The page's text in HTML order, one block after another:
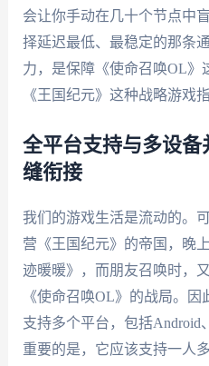
会让你手动在几十个节点中
择延迟最低、最稳定的那条
力，是保障《使命召唤OL》
《王国纪元》这种战略游戏
全平台支持与多设
缝衔接
我们的游戏生活是流动的。
营《王国纪元》的帝国，晚
迹暖暖》，而朋友召唤时，
《使命召唤OL》的战局。
支持多个平台，包括Android
重要的是，它应该支持一人